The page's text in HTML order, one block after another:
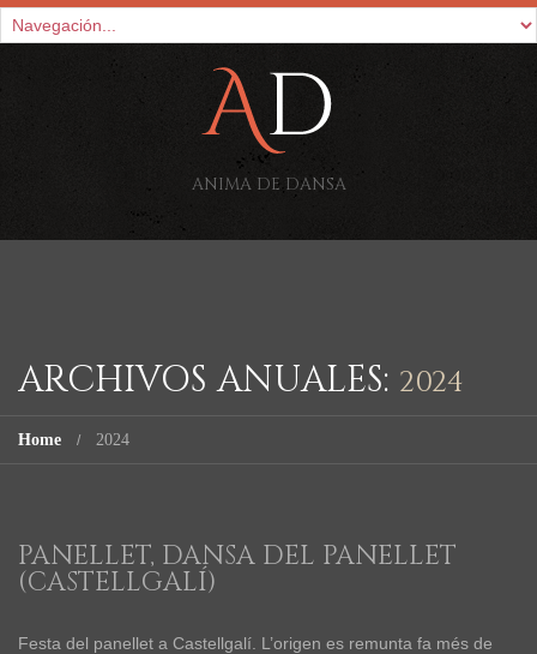
ANIMA DE DANSA
ARCHIVOS ANUALES: 2024
Home 2024
PANELLET, DANSA DEL PANELLET
(CASTELLGALÍ)
Festa del panellet a Castellgalí. L’origen es remunta fa més de